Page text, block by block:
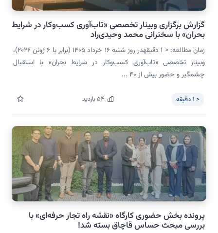
گزارش برگزاری وبینار تخصصی «تاب‌آوری کسب‌وکار در شرایط
بحران» با سخنرانی محمد وحیدی‌راد
زمان مطالعه: < 1 دقیقهدر روز شنبه ۱۶ خرداد ۱۴۰۵ (برابر با ۶ ژوئن ۲۰۲۶)،
وبینار تخصصی «تاب‌آوری کسب‌وکار در شرایط بحران» با استقبال
چشمگیر و حضور بیش از ۴۰ ...
< 1 دقیقه 54بازدید
پرونده بخش حضوری کارگاه «نقشه راه تجار حرفه‌ای» با
بررسی مبحث حساس قاچاق بسته شد!